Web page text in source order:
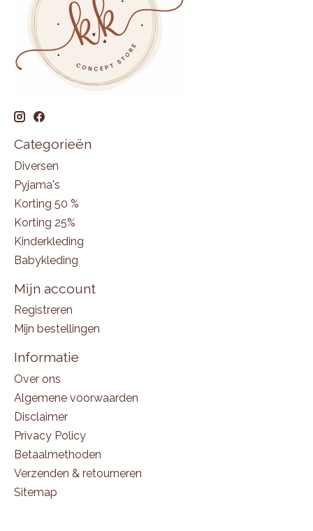
Categorieën
Diversen
Pyjama's
Korting 50 %
Korting 25%
Kinderkleding
Babykleding
Mijn account
Registreren
Mijn bestellingen
Informatie
Over ons
Algemene voorwaarden
Disclaimer
Privacy Policy
Betaalmethoden
Verzenden & retourneren
Sitemap